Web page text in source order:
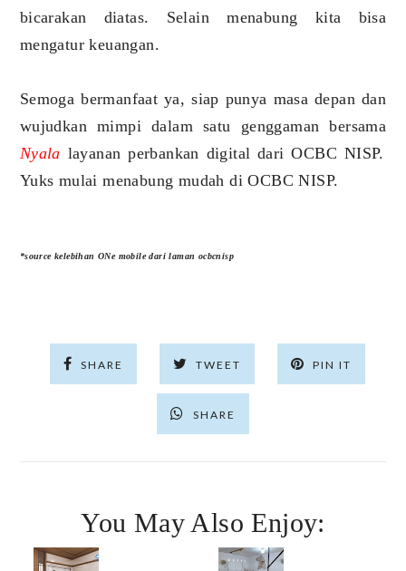
bicarakan diatas. Selain menabung kita bisa
mengatur keuangan.
Semoga bermanfaat ya, siap punya masa depan dan
wujudkan mimpi dalam satu genggaman bersama
Nyala layanan perbankan digital dari OCBC NISP.
Yuks mulai menabung mudah di OCBC NISP.
*source kelebihan ONe mobile dari laman ocbcnisp
SHARE TWEET PIN IT
SHARE
You May Also Enjoy: